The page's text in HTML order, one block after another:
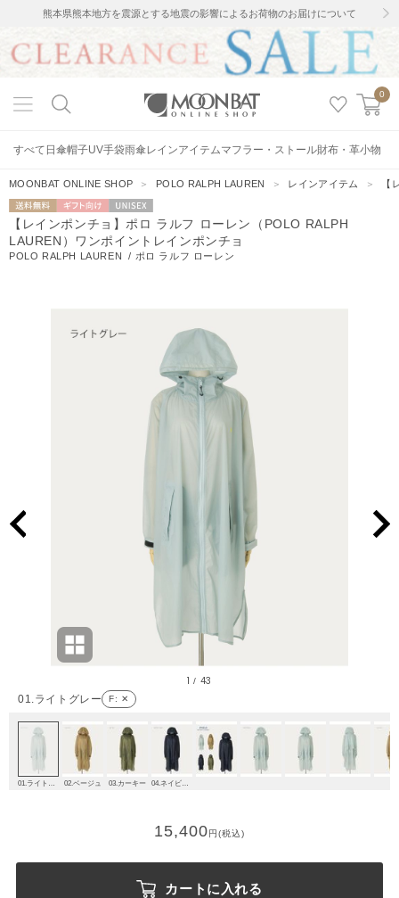
熊本県熊本地方を震源とする地震の影響によるお荷物のお届けについて
0
すべて 日傘帽子UV手袋雨傘レインアイテムマフラー・ストール財布・革小物
MOONBAT ONLINE SHOP ＞ POLO RALPH LAUREN ＞ レインアイテム ＞ 【
送料無料 ギフト向
け
UNISEX
【レインポンチョ】ポロ ラルフ ローレン（POLO RALPH
LAUREN）ワンポイントレインポンチョ
POLO RALPH LAUREN / ポロ ラルフ ローレン
01.ライトグレー F: ✕
1 / 43
02.ベージュ 03.カーキー
15,400円(税込)
カートに入れる